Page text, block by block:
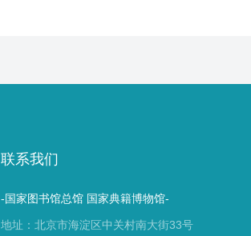
联系我们
-国家图书馆总馆 国家典籍博物馆-
地址：北京市海淀区中关村南大街33号